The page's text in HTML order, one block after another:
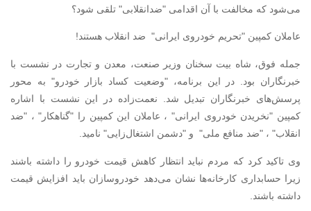
می‌شود که مخالفت با آن اقدامی "ضدانقلابی" تلقی شود؟
عاملان کمپین "تحریم خودروی ایرانی" ضد انقلاب هستند!
جمله فوق، شاه بیت سخنان وزیر صنعت، معدن و تجارت در نشست با
خبرنگاران بود. در این برنامه، "وضعیت کساد بازار خودرو" به محور
پرسش‌های‌ خبرنگاران تبدیل شد. نعمت‌زاده در این نشست با اشاره
کمپین "نخریدن خودروی ایرانی" ، عاملان این کمپین را "گناهکار" ، "ضد
انقلاب" ، "ضد منافع ملی" و "دشمن اشتغال‌زایی" نامید.
وی تاکید کرد که مردم نباید انتظار کاهش قیمت خودرو را داشته باشند
زیرا حسابداری کارخانه‌ها نشان می‌دهد خودروسازان باید افزایش قیمت
داشته باشند.